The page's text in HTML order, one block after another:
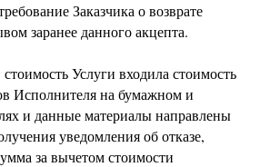
Заказчика о возврате
заранее данного акцепта.
Услуги входила стоимость
Исполнителя на бумажном и
и данные материалы направлены
уведомления об отказе,
за вычетом стоимости